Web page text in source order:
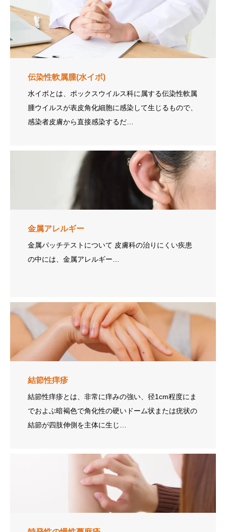
伝染性軟属腫(水イボ)
水イボとは、ポックスウイルス科に属する伝染性軟属
腫ウイルスが表皮角化細胞に感染して生じるもので、
感染者皮膚から直接感染するだ…
金属アレルギー
金属パッチテストについて 皮膚科の治りにくい疾患
の中には、金属アレルギー…
結節性痒疹
結節性痒疹とは、非常に痒みの強い、径1cm程度にま
でおよぶ暗褐色で角化性の硬いドーム状または疣状の
結節が四肢伸側を主体に生じ…